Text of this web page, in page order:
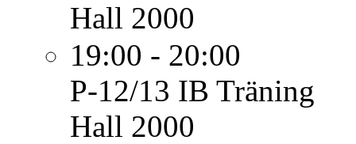
Hall 2000
19:00 - 20:00
P-12/13 IB Träning
Hall 2000